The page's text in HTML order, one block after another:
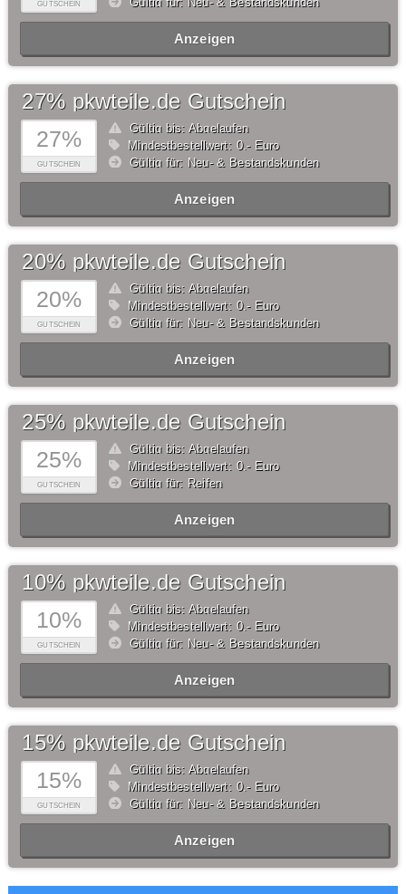
GUTSCHEIN
Anzeigen
27%
GUTSCHEIN
27% pkwteile.de Gutschein
Gültig bis: Abgelaufen
Mindestbestellwert: 0,- Euro
Gültig für: Neu- & Bestandskunden
Anzeigen
20%
GUTSCHEIN
20% pkwteile.de Gutschein
Gültig bis: Abgelaufen
Mindestbestellwert: 0,- Euro
Gültig für: Neu- & Bestandskunden
Anzeigen
25%
GUTSCHEIN
25% pkwteile.de Gutschein
Gültig bis: Abgelaufen
Mindestbestellwert: 0,- Euro
Gültig für: Reifen
Anzeigen
10%
GUTSCHEIN
10% pkwteile.de Gutschein
Gültig bis: Abgelaufen
Mindestbestellwert: 0,- Euro
Gültig für: Neu- & Bestandskunden
Anzeigen
15%
GUTSCHEIN
15% pkwteile.de Gutschein
Gültig bis: Abgelaufen
Mindestbestellwert: 0,- Euro
Gültig für: Neu- & Bestandskunden
Anzeigen